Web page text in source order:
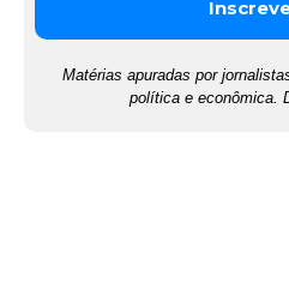
Matérias apuradas por
política e econômica.